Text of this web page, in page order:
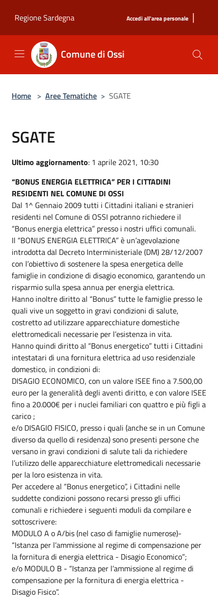
Regione Sardegna
Accedi all'area personale |
Comune di Ossi
Home > Aree Tematiche > SGATE
SGATE
Ultimo aggiornamento: 1 aprile 2021, 10:30
“BONUS ENERGIA ELETTRICA” PER I CITTADINI
RESIDENTI NEL COMUNE DI OSSI
Dal 1^ Gennaio 2009 tutti i Cittadini italiani e stranieri
residenti nel Comune di OSSI potranno richiedere il
“Bonus energia elettrica” presso i nostri uffici comunali.
Il “BONUS ENERGIA ELETTRICA” è un’agevolazione
introdotta dal Decreto Interministeriale (DM) 28/12/2007
con l’obiettivo di sostenere la spesa energetica delle
famiglie in condizione di disagio economico, garantendo un
risparmio sulla spesa annua per energia elettrica.
Hanno inoltre diritto al “Bonus” tutte le famiglie presso le
quali vive un soggetto in gravi condizioni di salute,
costretto ad utilizzare apparecchiature domestiche
elettromedicali necessarie per l’esistenza in vita.
Hanno quindi diritto al “Bonus energetico” tutti i Cittadini
intestatari di una fornitura elettrica ad uso residenziale
domestico, in condizioni di:
DISAGIO ECONOMICO, con un valore ISEE fino a 7.500,00
euro per la generalità degli aventi diritto, e con valore ISEE
fino a 20.000€ per i nuclei familiari con quattro e più figli a
carico ;
e/o DISAGIO FISICO, presso i quali (anche se in un Comune
diverso da quello di residenza) sono presenti persone che
versano in gravi condizioni di salute tali da richiedere
l’utilizzo delle apparecchiature elettromedicali necessarie
per la loro esistenza in vita.
Per accedere al “Bonus energetico”, i Cittadini nelle
suddette condizioni possono recarsi presso gli uffici
comunali e richiedere i seguenti moduli da compilare e
sottoscrivere:
MODULO A o A/bis (nel caso di famiglie numerose)-
“Istanza per l’ammissione al regime di compensazione per
la fornitura di energia elettrica - Disagio Economico”;
e/o MODULO B - “Istanza per l’ammissione al regime di
compensazione per la fornitura di energia elettrica -
Disagio Fisico”.